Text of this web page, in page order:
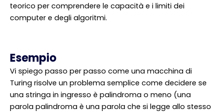
teorico per comprendere le capacità e i limiti dei
computer e degli algoritmi.
Esempio
Vi spiego passo per passo come una macchina di
Turing risolve un problema semplice come decidere se
una stringa in ingresso è palindroma o meno (una
parola palindroma è una parola che si legge allo stesso